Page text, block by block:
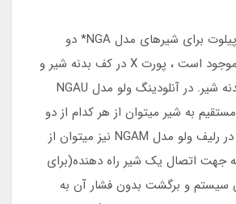
برای اجرای فرمان پیلوت برای شیرهای مدل NGA* دو
دهانه بر روی شیر موجود است ، پورت X در کف بدنه شیر و
پورت PP بر روی بدنه شیر. در آنلودینگ ولو مدل NGAU
به شیر میتوان از هر کدام از دو
پورت استفاده کرد. در رلیف ولو مدل NGAM نیز میتوان از
جهت اتصال یک شیر راه دهنده(برای
و برگشت بدون فشار آن به